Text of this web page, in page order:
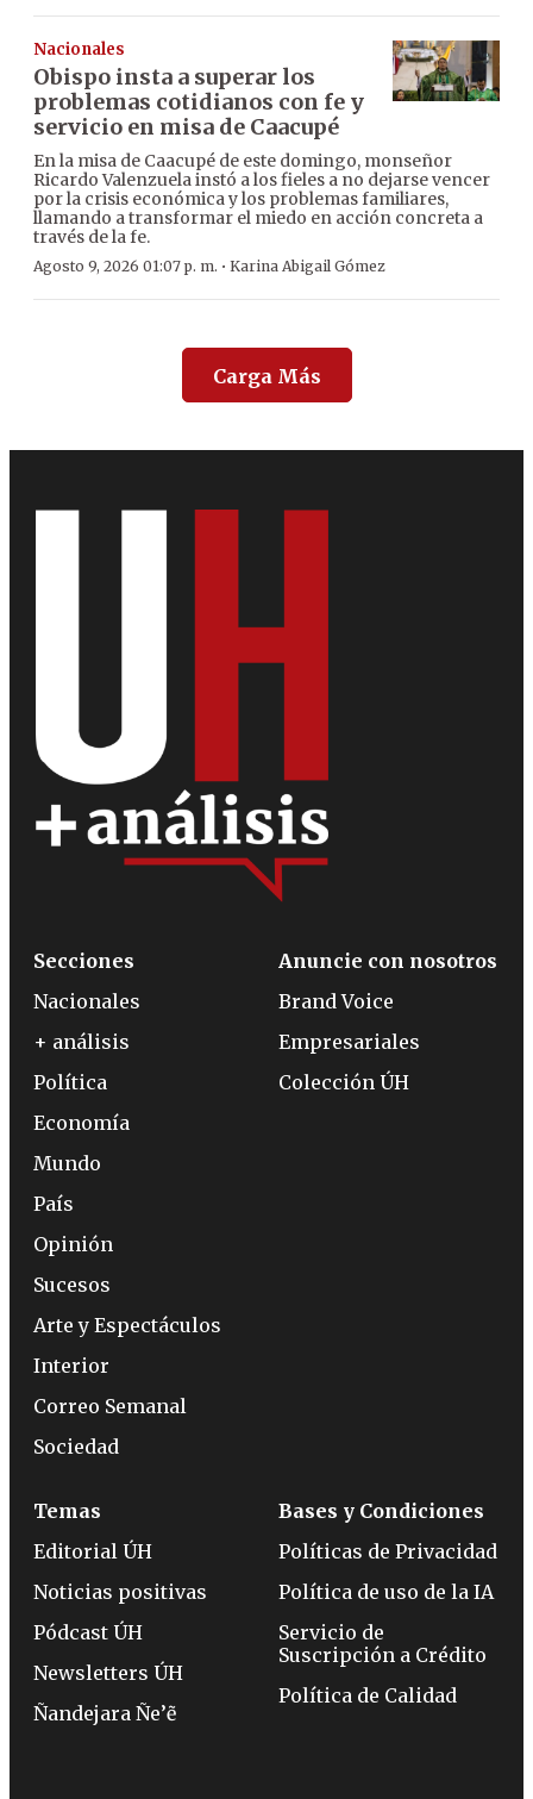
Nacionales
Obispo insta a superar los
problemas cotidianos con fe y
servicio en misa de Caacupé
En la misa de Caacupé de este domingo, monseñor
Ricardo Valenzuela instó a los fieles a no dejarse vencer
por la crisis económica y los problemas familiares,
llamando a transformar el miedo en acción concreta a
través de la fe.
Agosto 9, 2026 01:07 p. m. · Karina Abigail Gómez
Carga Más
Secciones
Nacionales
+ análisis
Política
Economía
Mundo
País
Opinión
Sucesos
Arte y Espectáculos
Interior
Correo Semanal
Sociedad
Anuncie con nosotros
Brand Voice
Empresariales
Colección ÚH
Temas
Editorial ÚH
Noticias positivas
Pódcast ÚH
Newsletters ÚH
Ñandejara Ñe’ẽ
Bases y Condiciones
Políticas de Privacidad
Política de uso de la IA
Servicio de
Suscripción a Crédito
Política de Calidad